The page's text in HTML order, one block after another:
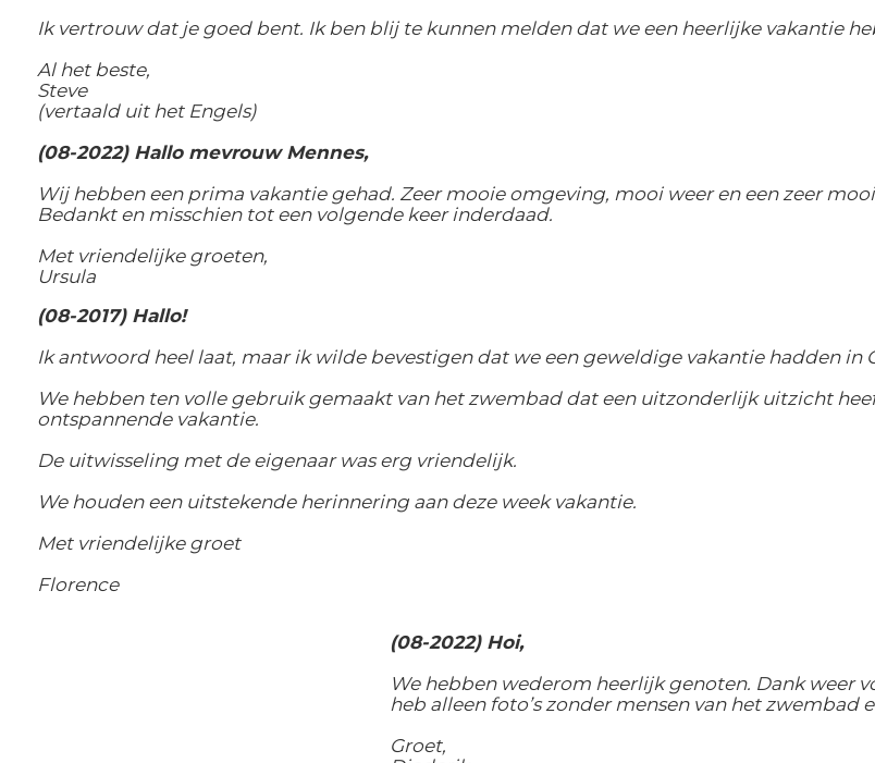
Ik vertrouw dat je goed bent. Ik ben blij te kunnen melden dat we een heerlijke vakantie
Al het beste,
Steve
(vertaald uit het Engels)
(08-2022) Hallo mevrouw Mennes,
Wij hebben een prima vakantie gehad. Zeer mooie omgeving, mooi weer en een zeer
Bedankt en misschien tot een volgende keer inderdaad.
Met vriendelijke groeten,
Ursula
(08-2017) Hallo!
Ik antwoord heel laat, maar ik wilde bevestigen dat we een geweldige vakantie hadden in
We hebben ten volle gebruik gemaakt van het zwembad dat een uitzonderlijk uitzicht
ontspannende vakantie.
De uitwisseling met de eigenaar was erg vriendelijk.
We houden een uitstekende herinnering aan deze week vakantie.
Met vriendelijke groet
Florence
(08-2022) Hoi,
We hebben wederom heerlijk genoten. Dank weer
heb alleen foto’s zonder mensen van het zwembad
Groet,